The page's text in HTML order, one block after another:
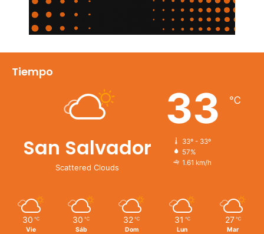
Tiempo
San Salvador
Scattered Clouds
33 ℃
33º - 33º
57%
1.61 km/h
30 ℃
Vie
30 ℃
Sáb
32 ℃
Dom
31 ℃
Lun
27 ℃
Mar